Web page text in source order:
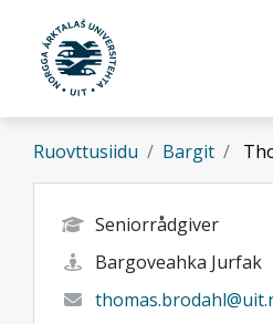
Gå til hovedinnhold
Ruovttusiidu Bargit
Seniorrådgiver
Bargoveahka Jurfak